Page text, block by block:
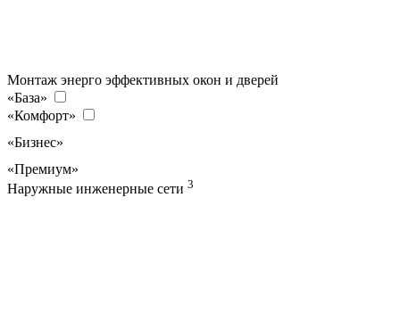
Монтаж энерго эффективных окон и дверей
«База»
«Комфорт»
«Бизнес»
«Премиум»
Наружные инженерные сети 3